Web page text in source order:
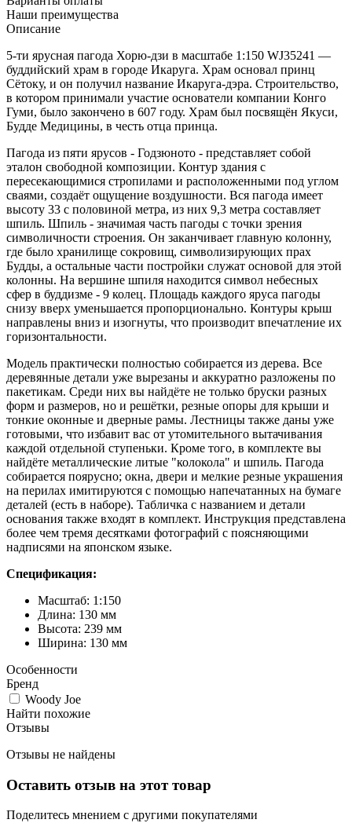
Наши преимущества
Описание
5-ти ярусная пагода Хорю-дзи в масштабе 1:150 WJ35241 —
буддийский храм в городе Икаруга. Храм основал принц
Сётоку, и он получил название Икаруга-дэра. Строительство,
в котором принимали участие основатели компании Конго
Гуми, было закончено в 607 году. Храм был посвящён Якуси,
Будде Медицины, в честь отца принца.
Пагода из пяти ярусов - Годзюното - представляет собой
эталон свободной композиции. Контур здания с
пересекающимися стропилами и расположенными под углом
сваями, создаёт ощущение воздушности. Вся пагода имеет
высоту 33 с половиной метра, из них 9,3 метра составляет
шпиль. Шпиль - значимая часть пагоды с точки зрения
символичности строения. Он заканчивает главную колонну,
где было хранилище сокровищ, символизирующих прах
Будды, а остальные части постройки служат основой для этой
колонны. На вершине шпиля находится символ небесных
сфер в буддизме - 9 колец. Площадь каждого яруса пагоды
снизу вверх уменьшается пропорционально. Контуры крыш
направлены вниз и изогнуты, что производит впечатление их
горизонтальности.
Модель практически полностью собирается из дерева. Все
деревянные детали уже вырезаны и аккуратно разложены по
пакетикам. Среди них вы найдёте не только бруски разных
форм и размеров, но и решётки, резные опоры для крыши и
тонкие оконные и дверные рамы. Лестницы также даны уже
готовыми, что избавит вас от утомительного вытачивания
каждой отдельной ступеньки. Кроме того, в комплекте вы
найдёте металлические литые "колокола" и шпиль. Пагода
собирается поярусно; окна, двери и мелкие резные украшения
на перилах имитируются с помощью напечатанных на бумаге
деталей (есть в наборе). Табличка с названием и детали
основания также входят в комплект. Инструкция представлена
более чем тремя десятками фотографий с поясняющими
надписями на японском языке.
Спецификация:
Масштаб: 1:150
Длина: 130 мм
Высота: 239 мм
Ширина: 130 мм
Особенности
Бренд
Woody Joe
Найти похожие
Отзывы
Отзывы не найдены
Оставить отзыв на этот товар
Поделитесь мнением с другими покупателями